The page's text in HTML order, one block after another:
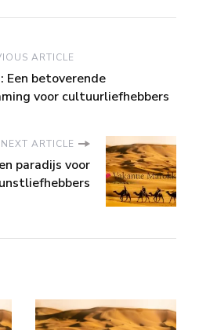
ARTICLE
Een betoverende
voor cultuurliefhebbers
NEXT ARTICLE
paradijs voor